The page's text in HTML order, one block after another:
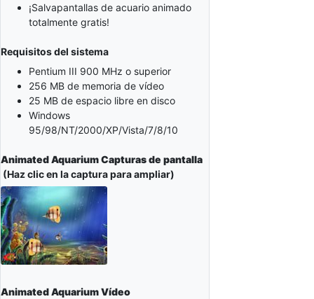
¡Salvapantallas de acuario animado
totalmente gratis!
Requisitos del sistema
Pentium III 900 MHz o superior
256 MB de memoria de vídeo
25 MB de espacio libre en disco
Windows
95/98/NT/2000/XP/Vista/7/8/10
Animated Aquarium Capturas de pantalla
(Haz clic en la captura para ampliar)
Animated Aquarium Vídeo